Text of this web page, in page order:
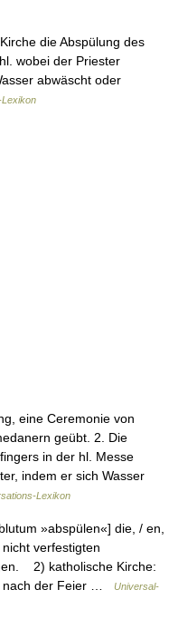
die Abspülung des
wobei der Priester
abwäscht oder
eine Ceremonie von
geübt. 2. Die
in der hl. Messe
indem er sich Wasser
Lexikon
»abspülen«] die, / en,
verfestigten
2) katholische Kirche:
nach der Feier …
Universal-